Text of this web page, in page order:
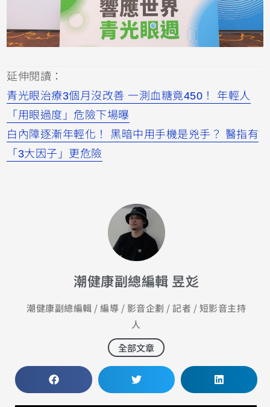
延伸閱讀：
青光眼治療3個月沒改善 一測血糖竟450！ 年輕人
「用眼過度」危險下場曝
白內障逐漸年輕化！ 黑暗中用手機是兇手？ 醫指有
「3大因子」更危險
潮健康副總編輯 昱彣
潮健康副總編輯 / 編導 / 影音企劃 / 記者 / 短影音主持
人
全部文章